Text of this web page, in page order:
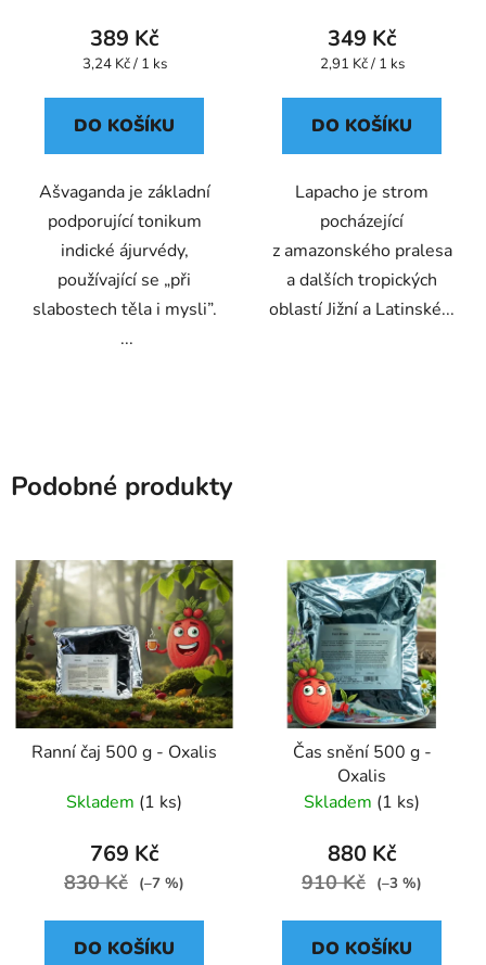
389 Kč
Měrná
3,24 Kč / 1 ks
DO KOŠÍKU
Ašvaganda je základní
podporující tonikum
indické ájurvédy,
používající se „při
slabostech těla i mysli”.
...
349 Kč
Měrná
2,91 Kč / 1 ks
DO KOŠÍKU
Lapacho je strom
pocházející
z amazonského pralesa
a dalších tropických
oblastí Jižní a Latinské...
Podobné produkty
Ranní čaj 500 g - Oxalis
Skladem (1 ks)
769 Kč
830 Kč (–7 %)
DO KOŠÍKU
Čas snění 500 g -
Oxalis
Skladem (1 ks)
880 Kč
910 Kč (–3 %)
DO KOŠÍKU